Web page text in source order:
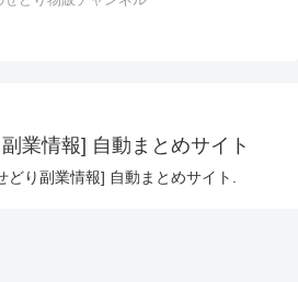
業情報] 自動まとめサイト
どり副業情報] 自動まとめサイト.